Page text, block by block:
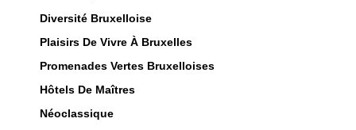
Diversité Bruxelloise
Plaisirs De Vivre À Bruxelles
Promenades Vertes Bruxelloises
Hôtels De Maîtres
Néoclassique